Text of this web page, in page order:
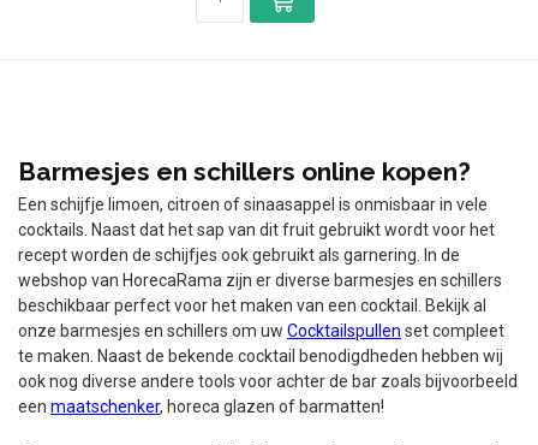
Barmesjes en schillers online kopen?
Een schijfje limoen, citroen of sinaasappel is onmisbaar in vele
cocktails. Naast dat het sap van dit fruit gebruikt wordt voor het
recept worden de schijfjes ook gebruikt als garnering. In de
webshop van HorecaRama zijn er diverse barmesjes en schillers
beschikbaar perfect voor het maken van een cocktail. Bekijk al
onze barmesjes en schillers om uw Cocktailspullen set compleet
te maken. Naast de bekende cocktail benodigdheden hebben wij
ook nog diverse andere tools voor achter de bar zoals bijvoorbeeld
een maatschenker, horeca glazen of barmatten!